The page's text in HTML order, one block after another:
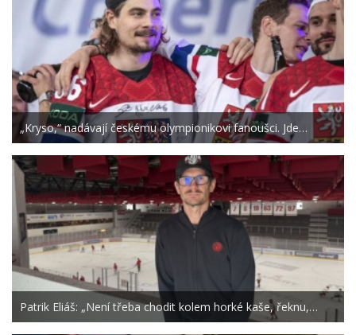
„Kryso,“ nadávají českému olympionikovi fanoušci. Jde…
Patrik Eliáš: „Není třeba chodit kolem horké kaše, řeknu,…